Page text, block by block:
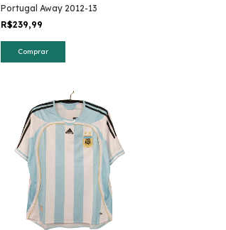
Portugal Away 2012-13
R$239,99
Comprar